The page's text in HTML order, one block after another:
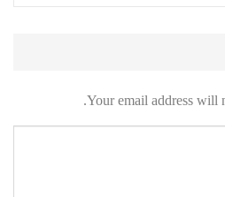
Your email address will